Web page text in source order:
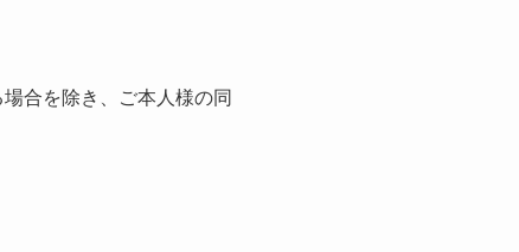
合を除き、ご本人様の同